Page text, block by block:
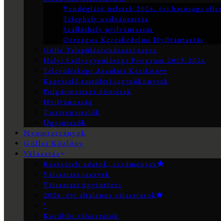
Vendéglátó üzletek 2024. évi hatósági
Telephely nyilvántartás
Szálláshely nyilvántartás
Országos Kereskedelmi Nyilvántartás
Gölle Településrendezési terve
Helyi Esélyegyenlőségi Program 2019-2024
Településképi Arculati Kézikönyv
Képviselő-testületi jegyzőkönyvek
Polgármesteri döntések
Nyilvánosság
Tisztségviselők
Ügyintézők
Nyomtatványok
Göllei Közlöny
Választás
Részvételi adatok, eredmények
Választási szervek
Választási ügyintézés
2024. évi általános választások
*
Korábbi választások